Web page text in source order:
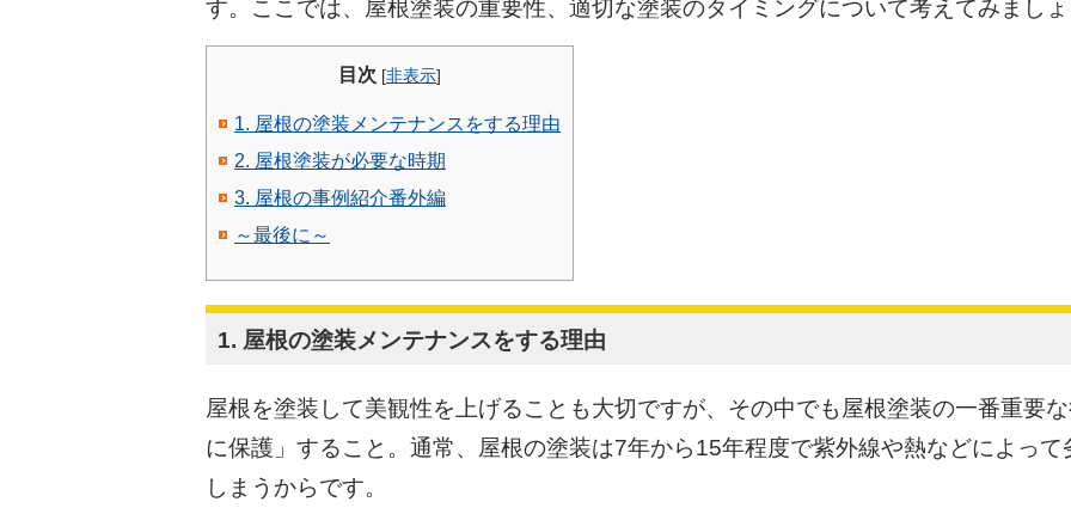
す。ここでは、屋根塗装の重要性、適切な塗装のタイミングについて考えてみまし
目次 [非表示]
1. 屋根の塗装メンテナンスをする理由
2. 屋根塗装が必要な時期
3. 屋根の事例紹介番外編
～最後に～
1. 屋根の塗装メンテナンスをする理由
屋根を塗装して美観性を上げることも大切ですが、その中でも屋根塗装の一番重要
に保護」すること。通常、屋根の塗装は7年から15年程度で紫外線や熱などによっ
しまうからです。